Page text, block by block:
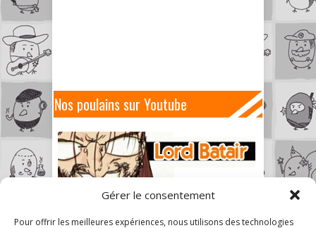
Gérer le consentement
Pour offrir les meilleures expériences, nous utilisons des technologies
Nos poulains sur Youtube